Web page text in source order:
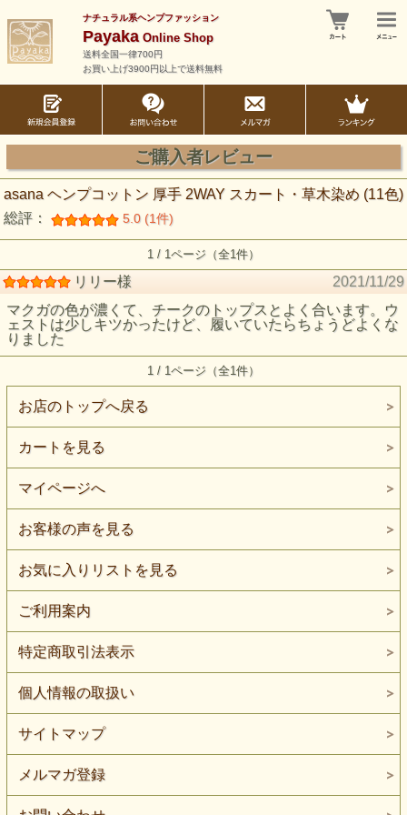
ナチュラル系ヘンプファッション
PayakaOnline Shop
送料全国一律700円
お買い上げ3900円以上で送料無料
ご購入者レビュー
asana ヘンプコットン 厚手 2WAY スカート・草木染め (11色)
総評：
5.0 (1件)
1 / 1ページ（全1件）
リリー様
2021/11/29
マクガの色が濃くて、チークのトップスとよく合います。ウ
ェストは少しキツかったけど、履いていたらちょうどよくな
りました
1 / 1ページ（全1件）
お店のトップへ戻る
カートを見る
マイページへ
お客様の声を見る
お気に入りリストを見る
ご利用案内
特定商取引法表示
個人情報の取扱い
サイトマップ
メルマガ登録